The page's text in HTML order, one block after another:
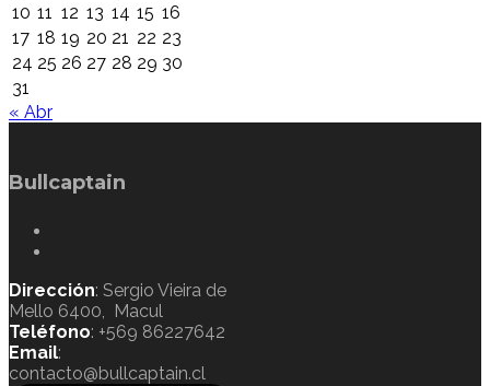
10 11 12 13 14 15 16
17 18 19 20 21 22 23
24 25 26 27 28 29 30
31
« Abr
Bullcaptain
Dirección: Sergio Vieira de
Mello 6400, Macul
Teléfono: +569 86227642
Email:
contacto@bullcaptain.cl